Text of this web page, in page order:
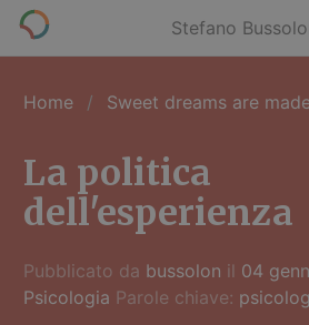
Stefano
Home Sweet dreams are
La politica
dell'esperienza
Pubblicato da bussolon il 04
Psicologia Parole chiave: